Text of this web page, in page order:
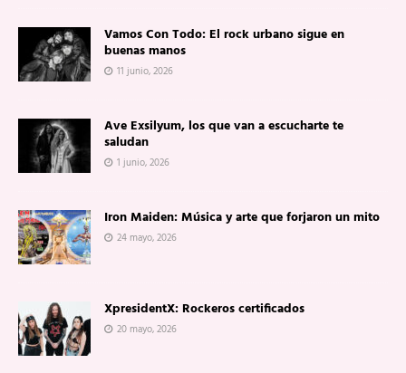
Vamos Con Todo: El rock urbano sigue en
buenas manos
11 junio, 2026
Ave Exsilyum, los que van a escucharte te
saludan
1 junio, 2026
Iron Maiden: Música y arte que forjaron un mito
24 mayo, 2026
XpresidentX: Rockeros certificados
20 mayo, 2026